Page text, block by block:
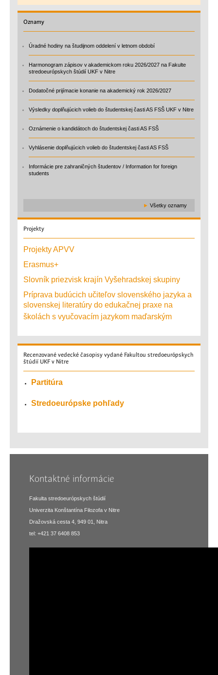
Oznamy
Úradné hodiny na študijnom oddelení v letnom období
Harmonogram zápisov v akademickom roku 2026/2027 na Fakulte
stredoeurópskych štúdií UKF v Nitre
Dodatočné prijímacie konanie na akademický rok 2026/2027
Výsledky doplňujúcich volieb do študentskej časti AS FSŠ UKF v Nitre
Oznámenie o kandidátoch do študentskej časti AS FSŠ
Vyhlásenie doplňujúcich volieb do študentskej časti AS FSŠ
Informácie pre zahraničných študentov / Information for foreign
students
► Všetky oznamy
Projekty
Projekty APVV
Erasmus+
Slovník priezvisk krajín Vyšehradskej skupiny
Príprava budúcich učiteľov slovenského jazyka a
slovenskej literatúry do edukačnej praxe na
školách s vyučovacím jazykom maďarským
Recenzované vedecké časopisy vydané Fakultou stredoeurópskych
štúdií UKF v Nitre
Partitúra
Stredoeurópske pohľady
Kontaktné informácie
Fakulta stredoeurópskych štúdií
Univerzita Konštantína Filozofa v Nitre
Dražovská cesta 4, 949 01, Nitra
tel: +421 37 6408 853